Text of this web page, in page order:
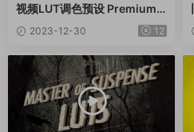
视频LUT调色预设 Premium
Wedding LUTs Mega Bundl
e
2023-12-30 12